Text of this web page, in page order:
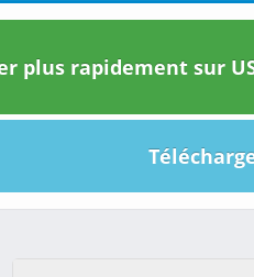
plus rapidement sur